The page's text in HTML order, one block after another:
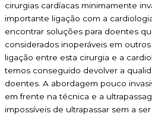
cirurgias cardíacas minimamente
importante ligação com a
encontrar soluções para doentes
considerados inoperáveis em
ligação entre esta cirurgia e a
temos conseguido devolver a
doentes. A abordagem pouco
em frente na técnica e a
impossíveis de ultrapassar sem a